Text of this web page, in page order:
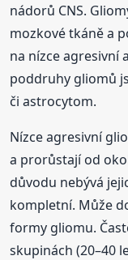
nádorů CNS.
mozkové tkáně a
na nízce agresivní
poddruhy gliomů
či astrocytom.
Nízce agresivní
a prorůstají od
důvodu nebývá
kompletní. Může
formy gliomu.
skupinách (20–40